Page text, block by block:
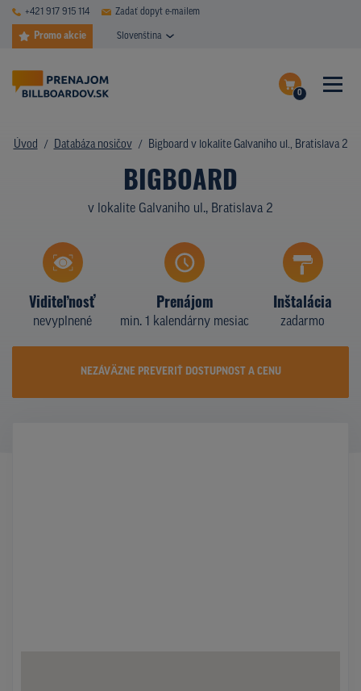
+421 917 915 114 Zadať dopyt e-mailem
Promo akcie Slovenština
0
Dokončiť dopyt
Zobraziť nosiče na mape
DATABÁZA NOSIČOV
PLOCHY V AKCII
TYPY NOSIČOV
Z PRAXE
Úvod Databáza nosičov Bigboard v lokalite Galvaniho ul., Bratislava 2
BIGBOARD
v lokalite Galvaniho ul., Bratislava 2
Viditeľnosť
nevyplnené
Prenájom
min. 1 kalendárny mesiac
Inštalácia
zadarmo
NEZÁVÄZNE PREVERIŤ DOSTUPNOST A CENU